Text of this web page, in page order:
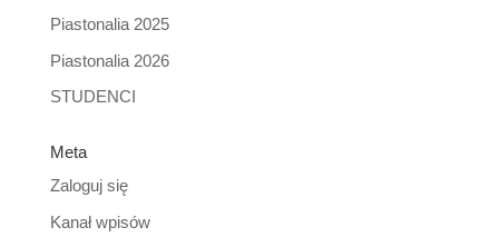
Piastonalia 2025
Piastonalia 2026
STUDENCI
Meta
Zaloguj się
Kanał wpisów